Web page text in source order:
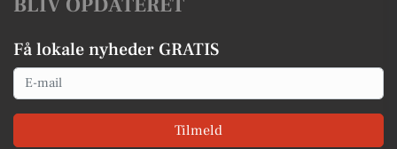
Få lokale nyheder GRATIS
Email
Tilmeld